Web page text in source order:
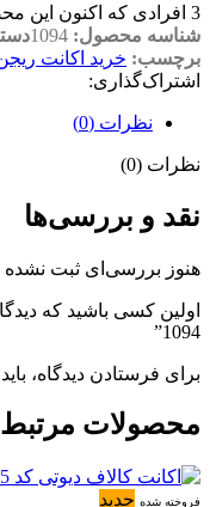
3 افرادی که اکنون این
شناسه محصول: 1094
برچسب: خرید اکانت
اشتراک‌گذاری:
نظرات (0)
نظرات (0)
نقد و بررسی‌ها
هنوز بررسی‌ای ثبت
اولین کسی باشید که
1094”
برای فرستادن دیدگاه، باید
محصولات مرتبط
فروخته شده جدید